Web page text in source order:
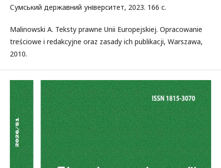
Сумський державний університет, 2023. 166 с.
Malinowski A. Teksty prawne Unii Europejskiej. Opracowanie
treściowe i redakcyjne oraz zasady ich publikacji, Warszawa,
2010.